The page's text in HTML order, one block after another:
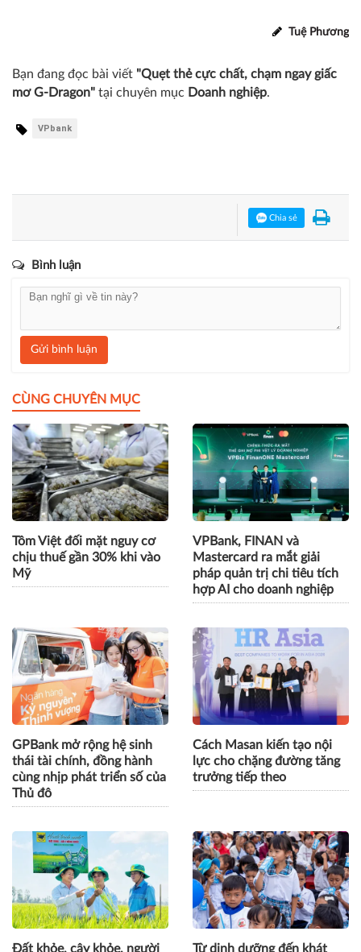
Tuệ Phương
Bạn đang đọc bài viết "Quẹt thẻ cực chất, chạm ngay giấc
mơ G-Dragon" tại chuyên mục Doanh nghiệp.
VPbank
Chia sẻ
Bình luận
Gửi bình luận
CÙNG CHUYÊN MỤC
Tôm Việt đối mặt nguy cơ
chịu thuế gần 30% khi vào
Mỹ
VPBank, FINAN và
Mastercard ra mắt giải
pháp quản trị chi tiêu tích
hợp AI cho doanh nghiệp
GPBank mở rộng hệ sinh
thái tài chính, đồng hành
cùng nhịp phát triển số của
Thủ đô
Cách Masan kiến tạo nội
lực cho chặng đường tăng
trưởng tiếp theo
Đất khỏe, cây khỏe, người Từ dinh dưỡng đến khát